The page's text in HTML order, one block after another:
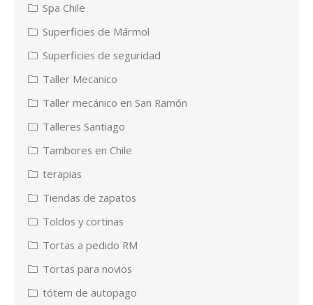
Spa Chile
Superficies de Mármol
Superficies de seguridad
Taller Mecanico
Taller mecánico en San Ramón
Talleres Santiago
Tambores en Chile
terapias
Tiendas de zapatos
Toldos y cortinas
Tortas a pedido RM
Tortas para novios
tótem de autopago